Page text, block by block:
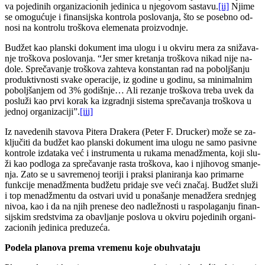
va po­je­di­nih or­ga­ni­za­ci­o­nih je­di­ni­ca u nje­go­vom sa­sta­vu.[ii] Nji­me
se omo­gu­ću­je i fi­nan­sij­ska kon­tro­la po­slo­va­nja, što se po­seb­no od­
no­si na kon­tro­lu tro­ško­va ele­me­na­ta pro­iz­vod­nje.
Bu­džet kao plan­ski do­ku­ment ima ulo­gu i u okvi­ru me­ra za sni­ža­va­
nje tro­ško­va po­slo­va­nja. “Jer smer kre­ta­nja tro­ško­va ni­kad ni­je na­
do­le. Spre­ča­va­nje tro­ško­va zah­te­va kon­stan­tan rad na po­bolj­ša­nju
pro­duk­tiv­no­sti sva­ke ope­ra­ci­je, iz go­di­ne u go­di­nu, sa mi­ni­mal­nim
po­bolj­ša­njem od 3% go­di­šnje… Ali re­za­nje tro­ško­va tre­ba uvek da
po­slu­ži kao pr­vi ko­rak ka iz­grad­nji si­ste­ma spre­ča­va­nja tro­ško­va u
jed­noj or­ga­ni­za­ci­ji”.[iii]
Iz na­ve­de­nih sta­vo­va Pi­te­ra Dra­ke­ra (Pe­ter F. Druc­ker) mo­že se za­
klju­či­ti da bu­džet kao plan­ski do­ku­ment ima ulo­gu ne sa­mo pa­siv­ne
kon­tro­le iz­da­ta­ka već i in­stru­men­ta u ru­ka­ma me­nadž­men­ta, ko­ji slu­
ži kao pod­lo­ga za spre­ča­va­nje ra­sta tro­ško­va, kao i nji­ho­vog sma­nje­
nja. Za­to se u sa­vre­me­noj te­o­ri­ji i prak­si pla­ni­ra­nja kao pri­mar­ne
funk­ci­je me­nadž­men­ta bu­dže­tu pri­da­je sve ve­ći zna­čaj. Bu­džet slu­ži
i top me­nadž­men­tu da ostva­ri uvid u po­na­ša­nje me­na­dže­ra sred­njeg
ni­voa, kao i da na njih pre­ne­se deo nad­le­žno­sti u ras­po­la­ga­nju fi­nan­
sij­skim sred­stvi­ma za oba­vlja­nje po­slo­va u okvi­ru po­je­di­nih or­ga­ni­
za­ci­o­nih je­di­ni­ca pred­u­ze­ća.
Po­de­la pla­no­va pre­ma vre­me­nu ko­je ob­u­hva­ta­ju